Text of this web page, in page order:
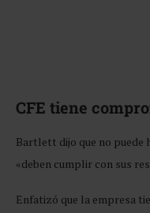
CFE tiene
Bartlett dijo que no puede
«deben cumplir con sus
Enfatizó que la empresa